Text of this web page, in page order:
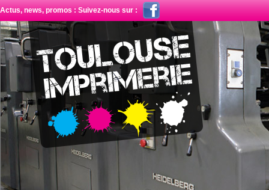
Actus, news, promos : Suivez-nous sur :